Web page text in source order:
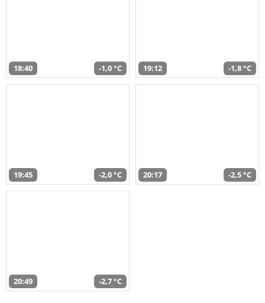
18:40 -1,0 °C 19:12 -1,8 °C
19:45 -2,0 °C 20:17 -2,5 °C
20:49 -2,7 °C